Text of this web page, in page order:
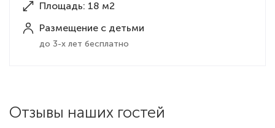
Площадь: 18 м2
Размещение с детьми
до 3-х лет бесплатно
Отзывы наших гостей